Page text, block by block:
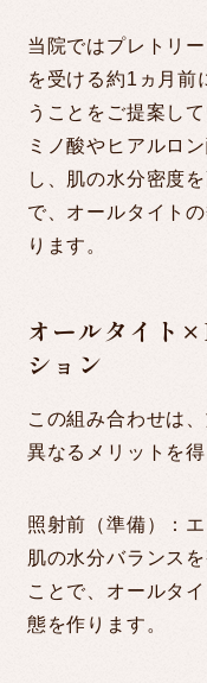
当院ではプレトリ
を受ける約1ヵ月前
うことをご提案し
ミノ酸やヒアルロ
し、肌の水分密度
で、オールタイト
ります。
オールタイト
ション
この組み合わせは
異なるメリットを得
照射前（準備）：
肌の水分バランス
ことで、オールタ
態を作ります。